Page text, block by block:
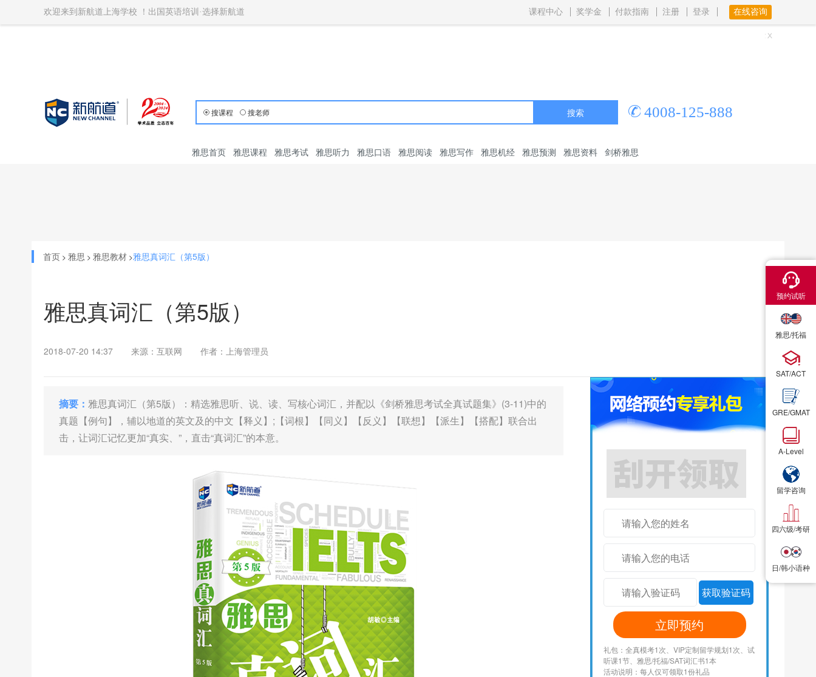
欢迎来到新航道上海学校 ！出国英语培训·选择新航道 课程中心 奖学金 付款指南 注册 登录 在线咨询
搜课程 搜老师 搜索 4008-125-888
雅思首页 雅思课程 雅思考试 雅思听力 雅思口语 雅思阅读 雅思写作 雅思机经 雅思预测 雅思资料 剑桥雅思
首页 > 雅思 > 雅思教材 >雅思真词汇（第5版）
雅思真词汇（第5版）
2018-07-20 14:37 来源：互联网 作者：上海管理员
摘要： 雅思真词汇（第5版）：精选雅思听、说、读、写核心词汇，并配以《剑桥雅思考试全真试题集》(3-11)中的
真题【例句】，辅以地道的英文及的中文【释义】;【词根】【同义】【反义】【联想】【派生】【搭配】联合出
击，让词汇记忆更加“真实、”，直击“真词汇”的本意。
获取验证码
立即预约
礼包：全真模考1次、VIP定制留学规划1次、试
听课1节、雅思/托福/SAT词汇书1本
活动说明：每人仅可领取1份礼品
预约试听
雅思/托福
SAT/ACT
GRE/GMAT
A-Level
留学咨询
四六级/考研
日/韩小语种
×
忘记密码?
请勿将帐号信息提供给他人/机构
预约试听
雅思/托福
SAT/ACT
GRE/GMAT
A-Level
留学咨询
四六级/考研
日/韩小语种
×